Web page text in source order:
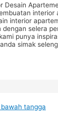
Desain
interior
interior
dengan selera
punya
simak